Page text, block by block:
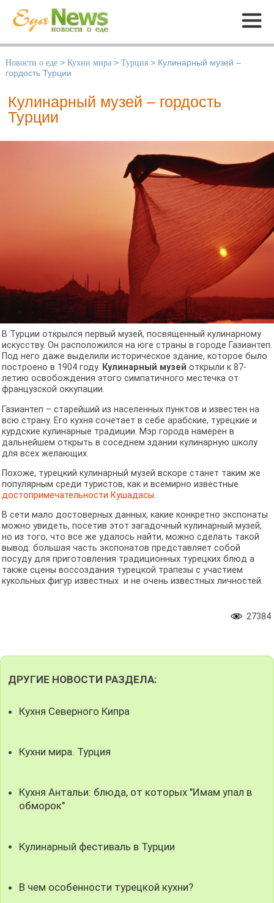
Меню
Новости о еде > Кухни мира > Турция > Кулинарный музей –
гордость Турции
Кулинарный музей – гордость
Турции
В Турции открылся первый музей, посвященный кулинарному
искусству. Он расположился на юге страны в городе Газиантеп.
Под него даже выделили историческое здание, которое было
построено в 1904 году. Кулинарный музей открыли к 87-
летию освобождения этого симпатичного местечка от
французской оккупации.
Газиантеп – старейший из населенных пунктов и известен на
всю страну. Его кухня сочетает в себе арабские, турецкие и
курдские кулинарные традиции. Мэр города намерен в
дальнейшем открыть в соседнем здании кулинарную школу
для всех желающих.
Похоже, турецкий кулинарный музей вскоре станет таким же
популярным среди туристов, как и всемирно известные
достопримечательности Кушадасы.
В сети мало достоверных данных, какие конкретно экспонаты
можно увидеть, посетив этот загадочный кулинарный музей,
но из того, что все же удалось найти, можно сделать такой
вывод: большая часть экспонатов представляет собой
посуду для приготовления традиционных турецких блюд а
также сцены воссоздания турецкой трапезы с участием
кукольных фигур известных и не очень известных личностей.
27384
ДРУГИЕ НОВОСТИ РАЗДЕЛА:
Кухня Северного Кипра
Кухни мира. Турция
Кухня Антальи: блюда, от которых "Имам упал в
обморок"
Кулинарный фестиваль в Турции
В чем особенности турецкой кухни?